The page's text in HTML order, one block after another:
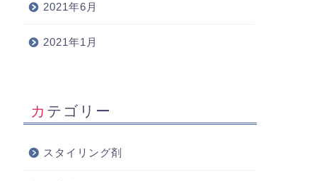
2021年6月
2021年1月
カテゴリー
スタイリング剤